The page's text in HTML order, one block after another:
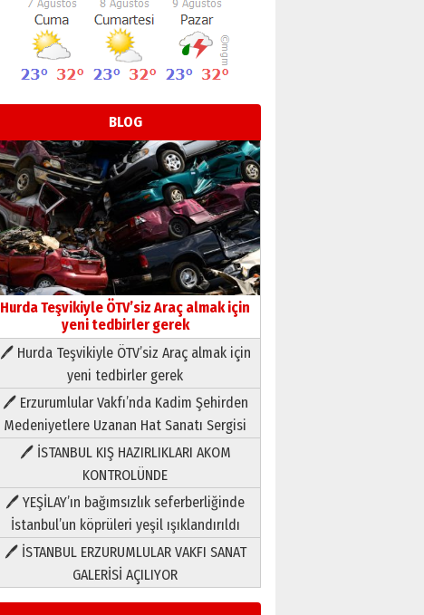
BLOG
Hurda Teşvikiyle ÖTV’siz Araç almak için
yeni tedbirler gerek
🖊 Hurda Teşvikiyle ÖTV’siz Araç almak için
yeni tedbirler gerek
🖊 Erzurumlular Vakfı’nda Kadim Şehirden
Medeniyetlere Uzanan Hat Sanatı Sergisi
🖊 İSTANBUL KIŞ HAZIRLIKLARI AKOM
KONTROLÜNDE
🖊 YEŞİLAY’ın bağımsızlık seferberliğinde
İstanbul’un köprüleri yeşil ışıklandırıldı
🖊 İSTANBUL ERZURUMLULAR VAKFI SANAT
GALERİSİ AÇILIYOR
Neşat YALÇIN
Paranın Aile Kültüründeki Yeri
03 Ağustos 2026 Pazartesi
Yıldırım Gündoğdu
HAVVA’NIN ÜÇ KIZI
09 Temmuz 2026 Perşembe
Yusuf POLAT
Şampiyonluk Sebahattin
Şirin’e yazar